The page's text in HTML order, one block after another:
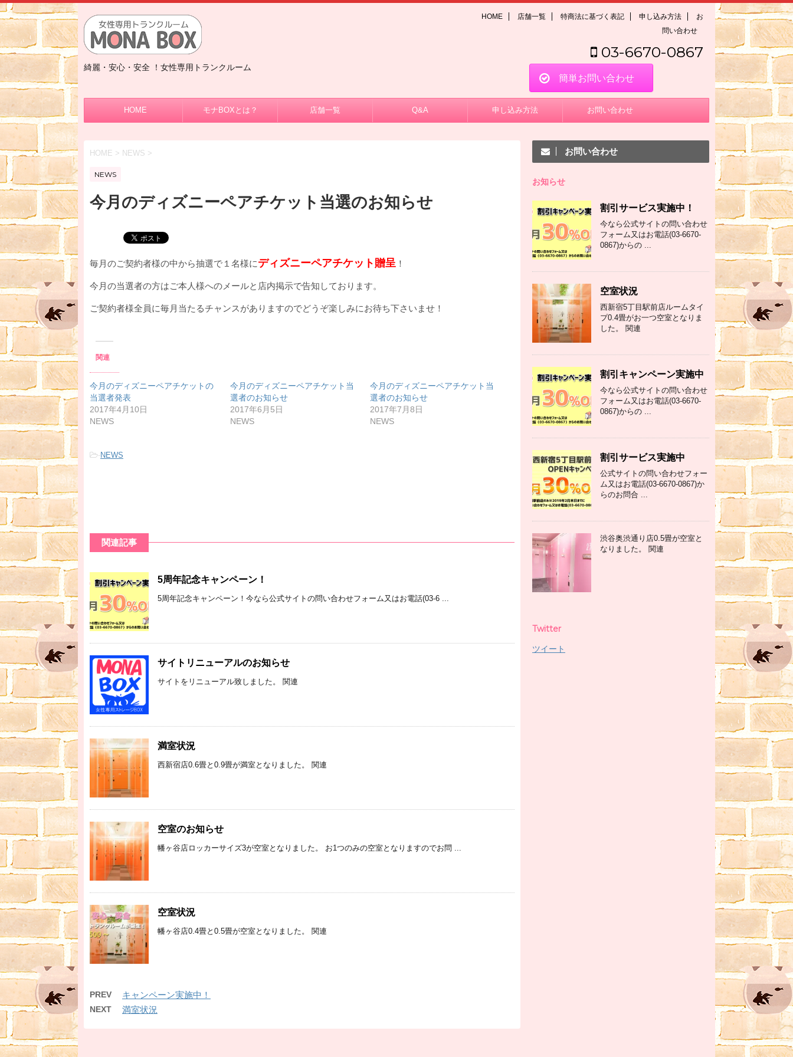
綺麗・安心・安全 ！女性専用トランクルーム
HOME 店舗一覧 特商法に基づく表記 申し込み方法
お
問い合わせ
03-6670-0867
簡単お問い合わせ
HOME モナBOXとは？ 店舗一覧 Q&A 申し込み方法 お問い合わせ
HOME > NEWS >
NEWS
今月のディズニーペアチケット当選のお知らせ
毎月のご契約者様の中から抽選で１名様にディズニーペアチケット贈呈 ！
今月の当選者の方はご本人様へのメールと店内掲示で告知しております。
ご契約者様全員に毎月当たるチャンスがありますのでどうぞ楽しみにお待ち下さいませ！
関連
今月のディズニーペアチケットの
当選者発表
2017年4月10日
NEWS
今月のディズニーペアチケット当
選者のお知らせ
2017年6月5日
NEWS
今月のディズニーペアチケット当
選者のお知らせ
2017年7月8日
NEWS
-NEWS
関連記事
5周年記念キャンペーン！
5周年記念キャンペーン！今なら公式サイトの問い合わせフォーム又はお電話(03-6 ...
サイトリニューアルのお知らせ
サイトをリニューアル致しました。 関連
満室状況
西新宿店0.6畳と0.9畳が満室となりました。 関連
空室のお知らせ
幡ヶ谷店ロッカーサイズ3が空室となりました。 お1つのみの空室となりますのでお問 ...
空室状況
幡ヶ谷店0.4畳と0.5畳が空室となりました。 関連
PREV キャンペーン実施中！
NEXT 満室状況
お問い合わせ
お知らせ
割引サービス実施中！
今なら公式サイトの問い合わせ
フォーム又はお電話(03-6670-
0867)からの ...
空室状況
西新宿5丁目駅前店ルームタイ
プ0.4畳がお一つ空室となりま
した。 関連
割引キャンペーン実施中
今なら公式サイトの問い合わせ
フォーム又はお電話(03-6670-
0867)からの ...
割引サービス実施中
公式サイトの問い合わせフォー
ム又はお電話(03-6670-0867)か
らのお問合 ...
渋谷奥渋通り店0.5畳が空室と
なりました。 関連
Twitter
ツイート